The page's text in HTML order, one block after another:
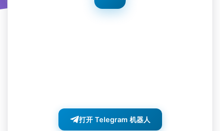
打开 Telegram 机器人